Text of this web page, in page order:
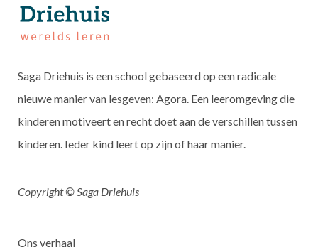
Saga Driehuis is een school gebaseerd op een radicale
nieuwe manier van lesgeven: Agora. Een leeromgeving die
kinderen motiveert en recht doet aan de verschillen tussen
kinderen. Ieder kind leert op zijn of haar manier.
Copyright © Saga Driehuis
Ons verhaal